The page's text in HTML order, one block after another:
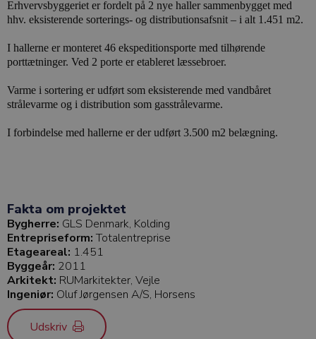
Erhvervsbyggeriet er fordelt på 2 nye haller sammenbygget med
hhv. eksisterende sorterings- og distributionsafsnit – i alt 1.451 m2.
I hallerne er monteret 46 ekspeditionsporte med tilhørende
porttætninger. Ved 2 porte er etableret læssebroer.
Varme i sortering er udført som eksisterende med vandbåret
strålevarme og i distribution som gasstrålevarme.
I forbindelse med hallerne er der udført 3.500 m2 belægning.
Fakta om projektet
Bygherre: GLS Denmark, Kolding
Entrepriseform: Totalentreprise
Etageareal: 1.451
Byggeår: 2011
Arkitekt: RUMarkitekter, Vejle
Ingeniør: Oluf Jørgensen A/S, Horsens
Udskriv